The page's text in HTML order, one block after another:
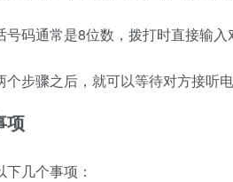
码通常是8位数，拨打时直接输入
步骤之后，就可以等待对方接听电
项
几个事项：